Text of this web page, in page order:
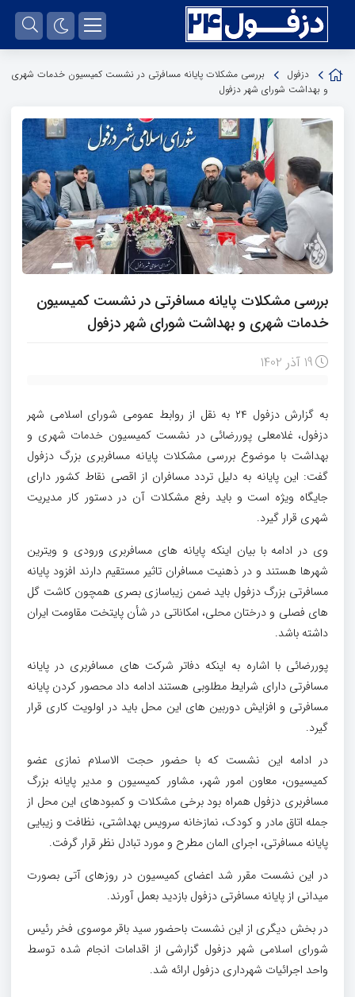
دزفول
بررسی مشکلات پایانه مسافرتی در نشست کمیسیون خدمات شهری
و بهداشت شورای شهر دزفول
بررسی مشکلات پایانه مسافرتی در نشست کمیسیون
خدمات شهری و بهداشت شورای شهر دزفول
19 آذر 1402
به گزارش دزفول ۲۴ به نقل از روابط عمومی شورای اسلامی شهر
دزفول، غلامعلی پوررضائی در نشست کمیسیون خدمات شهری و
بهداشت با موضوع بررسی مشکلات پایانه مسافربری بزرگ دزفول
گفت: این پایانه به دلیل تردد مسافران از اقصی نقاط کشور دارای
جایگاه ویژه است و باید رفع مشکلات آن در دستور کار مدیریت
شهری قرار گیرد.
وی در ادامه با بیان اینکه پایانه های مسافربری ورودی و ویترین
شهرها هستند و در ذهنیت مسافران تاثیر مستقیم دارند افزود پایانه
مسافرتی بزرگ دزفول باید ضمن زیباسازی بصری همچون کاشت گل
های فصلی و درختان محلی، امکاناتی در شأن پایتخت مقاومت ایران
داشته باشد.
پوررضائی با اشاره به اینکه دفاتر شرکت های مسافربری در پایانه
مسافرتی دارای شرایط مطلوبی هستند ادامه داد محصور کردن پایانه
مسافرتی و افزایش دوربین های این محل باید در اولویت کاری قرار
گیرد.
در ادامه این نشست که با حضور حجت الاسلام نمازی عضو
کمیسیون، معاون امور شهر، مشاور کمیسیون و مدیر پایانه بزرگ
مسافربری دزفول همراه بود برخی مشکلات و کمبودهای این محل از
جمله اتاق مادر و کودک، نمازخانه سرویس بهداشتی، نظافت و زیبایی
پایانه مسافرتی، اجرای المان مطرح و مورد تبادل نظر قرار گرفت.
در این نشست مقرر شد اعضای کمیسیون در روزهای آتی بصورت
میدانی از پایانه مسافرتی دزفول بازدید بعمل آورند.
در بخش دیگری از این نشست باحضور سید باقر موسوی فخر رئیس
شورای اسلامی شهر دزفول گزارشی از اقدامات انجام شده توسط
واحد اجرائیات شهرداری دزفول ارائه شد.